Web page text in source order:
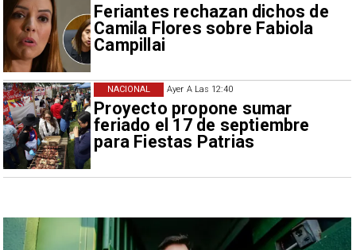
Feriantes rechazan dichos de
Camila Flores sobre Fabiola
Campillai
Ayer A Las 12:40
Proyecto propone sumar
feriado el 17 de septiembre
para Fiestas Patrias
NACIONAL